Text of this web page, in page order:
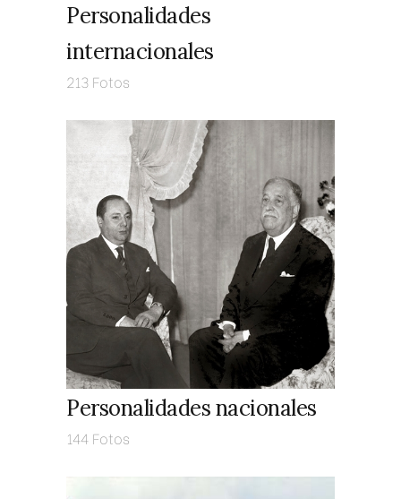
Personalidades
internacionales
213 Fotos
Personalidades nacionales
144 Fotos